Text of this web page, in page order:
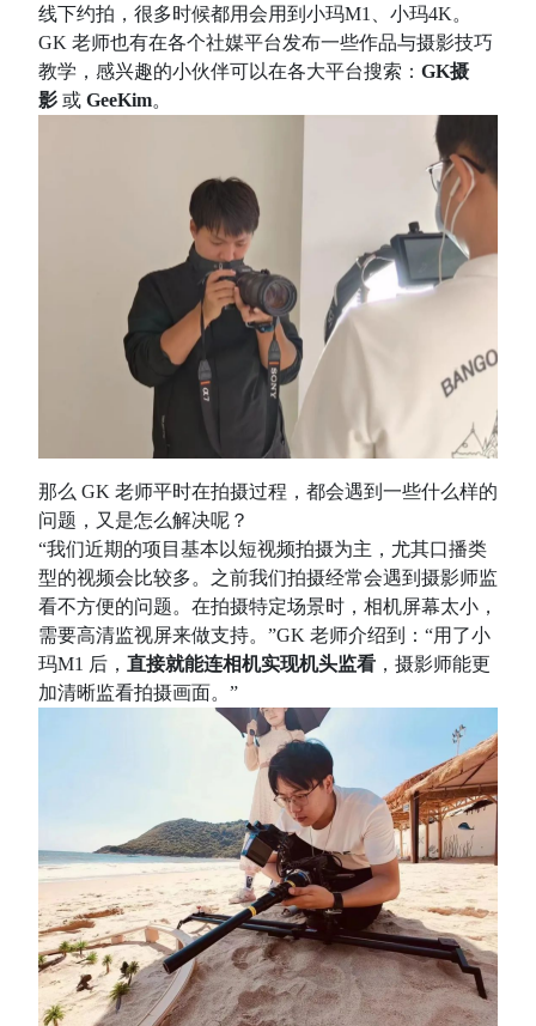
线下约拍，很多时候都用会用到小玛M1、小玛4K。
GK 老师也有在各个社媒平台发布一些作品与摄影技巧
教学，感兴趣的小伙伴可以在各大平台搜索： GK摄
影 或 GeeKim。
那么 GK 老师平时在拍摄过程，都会遇到一些什么样的
问题，又是怎么解决呢？
“我们近期的项目基本以短视频拍摄为主，尤其口播类
型的视频会比较多。之前我们拍摄经常会遇到摄影师监
看不方便的问题。在拍摄特定场景时，相机屏幕太小，
需要高清监视屏来做支持。”GK 老师介绍到：“用了小
玛M1 后， 直接就能连相机实现机头监看 ，摄影师能更
加清晰监看拍摄画面。”